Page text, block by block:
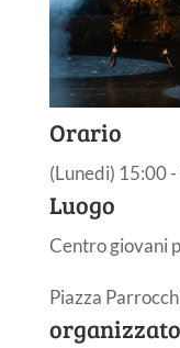
Orario
(Lunedi) 15:00
Luogo
Centro giovani
Piazza